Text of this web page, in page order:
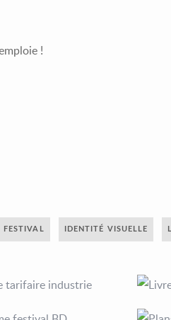
!
FESTIVAL IDENTITÉ VISUELLE